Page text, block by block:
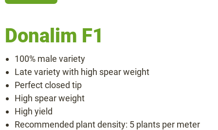
Aspalim F1
Bacchus F1
Backlim F1
Cumulus F1
Donalim F1
100% male variety
Late variety with high spear weight
Perfect closed tip
High spear weight
High yield
Recommended plant density: 5 plants per meter